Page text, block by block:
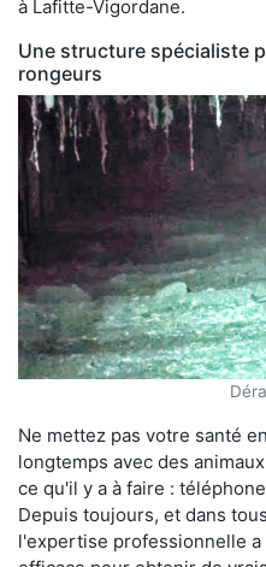
à Lafitte-Vigordane.
Une structure spécialiste
rongeurs
Ne mettez pas votre santé
longtemps avec des
ce qu'il y a à faire :
Depuis toujours, et dans
l'expertise professionnelle